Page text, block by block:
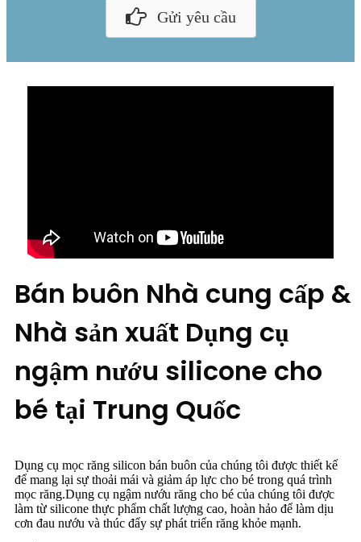
Gửi yêu cầu
Bán buôn Nhà cung cấp &
Nhà sản xuất Dụng cụ
ngậm nướu silicone cho
bé tại Trung Quốc
Dụng cụ mọc răng silicon bán buôn của chúng tôi được thiết kế
để mang lại sự thoải mái và giảm áp lực cho bé trong quá trình
mọc răng.Dụng cụ ngậm nướu răng cho bé của chúng tôi được
làm từ silicone thực phẩm chất lượng cao, hoàn hảo để làm dịu
cơn đau nướu và thúc đẩy sự phát triển răng khỏe mạnh.